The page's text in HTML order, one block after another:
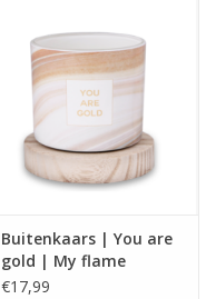
Buitenkaars | You are
gold | My flame
€17,99